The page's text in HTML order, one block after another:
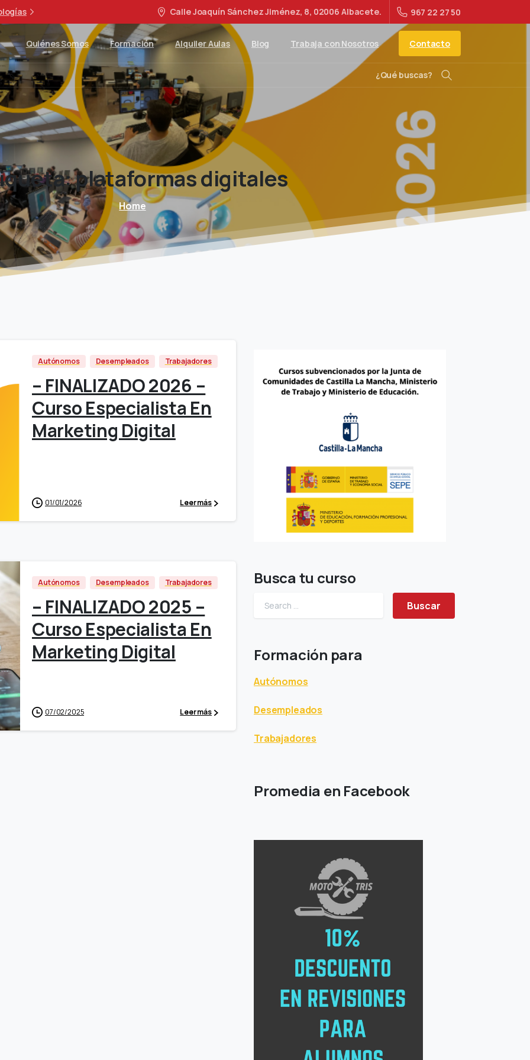
Calle Joaquín Sánchez Jiménez, 8, 02006 Albacete. 967 22 27 50
Quiénes Somos Formación Alquiler Aulas Blog Trabaja con Nosotros Contacto
¿Qué buscas?
Buscar
plataformasdigitales
Home
Autónomos Desempleados Trabajadores
– FINALIZADO 2026 –
Curso Especialista En
Marketing Digital
01/01/2026 Leer más
Autónomos Desempleados Trabajadores
– FINALIZADO 2025 –
Curso Especialista En
Marketing Digital
07/02/2025 Leer más
Busca tu curso
Formación para
Autónomos
Desempleados
Trabajadores
Promedia en Facebook